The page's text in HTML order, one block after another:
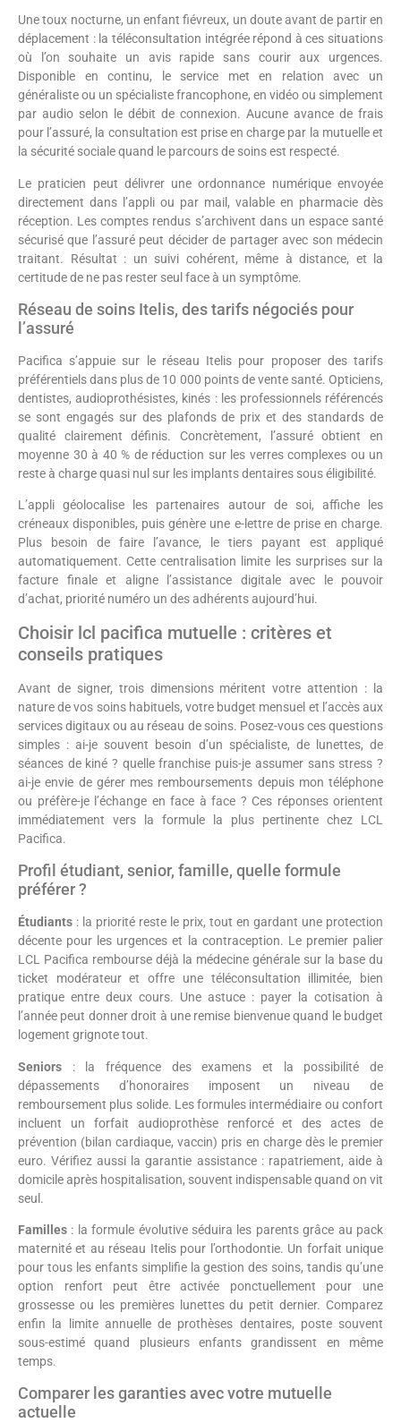
Une toux nocturne, un enfant fiévreux, un doute avant de partir en
déplacement : la téléconsultation intégrée répond à ces situations
où l’on souhaite un avis rapide sans courir aux urgences.
Disponible en continu, le service met en relation avec un
généraliste ou un spécialiste francophone, en vidéo ou simplement
par audio selon le débit de connexion. Aucune avance de frais
pour l’assuré, la consultation est prise en charge par la mutuelle et
la sécurité sociale quand le parcours de soins est respecté.
Le praticien peut délivrer une ordonnance numérique envoyée
directement dans l’appli ou par mail, valable en pharmacie dès
réception. Les comptes rendus s’archivent dans un espace santé
sécurisé que l’assuré peut décider de partager avec son médecin
traitant. Résultat : un suivi cohérent, même à distance, et la
certitude de ne pas rester seul face à un symptôme.
Réseau de soins Itelis, des tarifs négociés pour
l’assuré
Pacifica s’appuie sur le réseau Itelis pour proposer des tarifs
préférentiels dans plus de 10 000 points de vente santé. Opticiens,
dentistes, audioprothésistes, kinés : les professionnels référencés
se sont engagés sur des plafonds de prix et des standards de
qualité clairement définis. Concrètement, l’assuré obtient en
moyenne 30 à 40 % de réduction sur les verres complexes ou un
reste à charge quasi nul sur les implants dentaires sous éligibilité.
L’appli géolocalise les partenaires autour de soi, affiche les
créneaux disponibles, puis génère une e-lettre de prise en charge.
Plus besoin de faire l’avance, le tiers payant est appliqué
automatiquement. Cette centralisation limite les surprises sur la
facture finale et aligne l’assistance digitale avec le pouvoir
d’achat, priorité numéro un des adhérents aujourd’hui.
Choisir lcl pacifica mutuelle : critères et
conseils pratiques
Avant de signer, trois dimensions méritent votre attention : la
nature de vos soins habituels, votre budget mensuel et l’accès aux
services digitaux ou au réseau de soins. Posez-vous ces questions
simples : ai-je souvent besoin d’un spécialiste, de lunettes, de
séances de kiné ? quelle franchise puis-je assumer sans stress ?
ai-je envie de gérer mes remboursements depuis mon téléphone
ou préfère-je l’échange en face à face ? Ces réponses orientent
immédiatement vers la formule la plus pertinente chez LCL
Pacifica.
Profil étudiant, senior, famille, quelle formule
préférer ?
Étudiants : la priorité reste le prix, tout en gardant une protection
décente pour les urgences et la contraception. Le premier palier
LCL Pacifica rembourse déjà la médecine générale sur la base du
ticket modérateur et offre une téléconsultation illimitée, bien
pratique entre deux cours. Une astuce : payer la cotisation à
l’année peut donner droit à une remise bienvenue quand le budget
logement grignote tout.
Seniors : la fréquence des examens et la possibilité de
dépassements d’honoraires imposent un niveau de
remboursement plus solide. Les formules intermédiaire ou confort
incluent un forfait audioprothèse renforcé et des actes de
prévention (bilan cardiaque, vaccin) pris en charge dès le premier
euro. Vérifiez aussi la garantie assistance : rapatriement, aide à
domicile après hospitalisation, souvent indispensable quand on vit
seul.
Familles : la formule évolutive séduira les parents grâce au pack
maternité et au réseau Itelis pour l’orthodontie. Un forfait unique
pour tous les enfants simplifie la gestion des soins, tandis qu’une
option renfort peut être activée ponctuellement pour une
grossesse ou les premières lunettes du petit dernier. Comparez
enfin la limite annuelle de prothèses dentaires, poste souvent
sous-estimé quand plusieurs enfants grandissent en même
temps.
Comparer les garanties avec votre mutuelle
actuelle